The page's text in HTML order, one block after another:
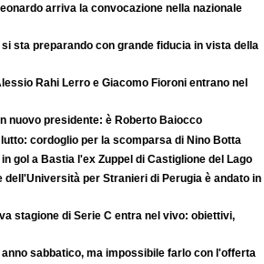
arriva la convocazione nella nazionale
sta preparando con grande fiducia in vista della
Rahi Lerro e Giacomo Fioroni entrano nel
nuovo presidente: è Roberto Baiocco
cordoglio per la scomparsa di Nino Botta
gol a Bastia l'ex Zuppel di Castiglione del Lago
dell'Università per Stranieri di Perugia è andato in
stagione di Serie C entra nel vivo: obiettivi,
sabbatico, ma impossibile farlo con l'offerta